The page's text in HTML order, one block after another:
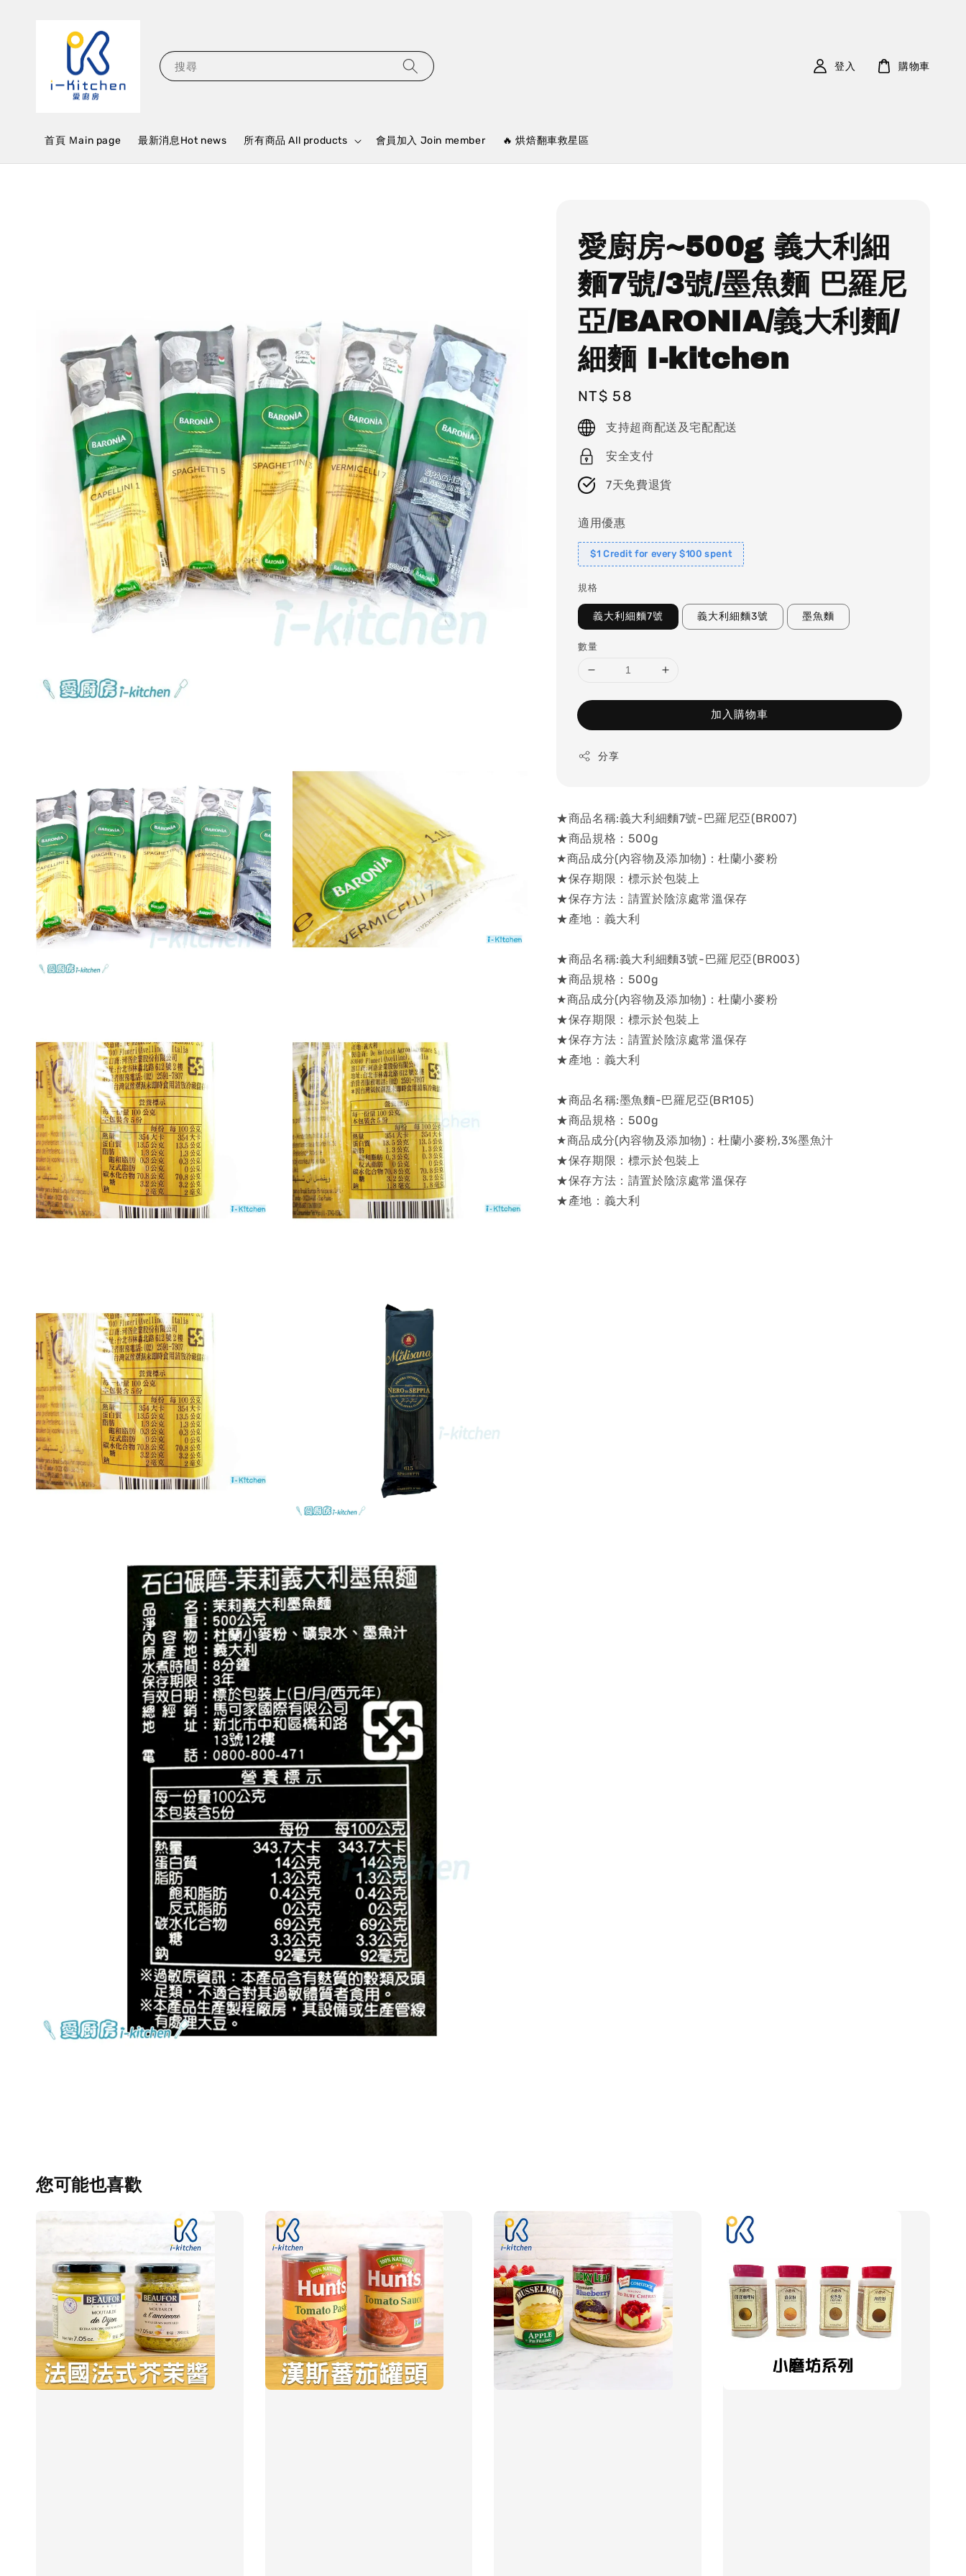
搜尋
首頁 Ｍain page 最新消息Hot news 所有商品 All products 會員加入 Join member 🔥 烘焙翻車救星區
登入 購物車
愛廚房~500g 義大利細
麵7號/3號/墨魚麵 巴羅尼
亞/BARONIA/義大利麵/
細麵 I-kitchen
Regular
price
NT$ 58
支持超商配送及宅配配送
安全支付
7天免費退貨
適用優惠
$1 Credit for every $100 spent
規格
義大利細麵7號 義大利細麵3號 墨魚麵
數量
加入購物車
分享
★商品名稱:義大利細麵7號-巴羅尼亞(BR007)
★商品規格：500g
★商品成分(內容物及添加物)：杜蘭小麥粉
★保存期限：標示於包裝上
★保存方法：請置於陰涼處常溫保存
★產地：義大利
★商品名稱:義大利細麵3號-巴羅尼亞(BR003)
★商品規格：500g
★商品成分(內容物及添加物)：杜蘭小麥粉
★保存期限：標示於包裝上
★保存方法：請置於陰涼處常溫保存
★產地：義大利
★商品名稱:墨魚麵-巴羅尼亞(BR105)
★商品規格：500g
★商品成分(內容物及添加物)：杜蘭小麥粉,3%墨魚汁
★保存期限：標示於包裝上
★保存方法：請置於陰涼處常溫保存
★產地：義大利
您可能也喜歡